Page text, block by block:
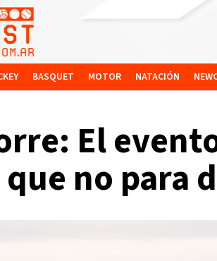
BASQUET MOTOR NATACIÓN
El
no para